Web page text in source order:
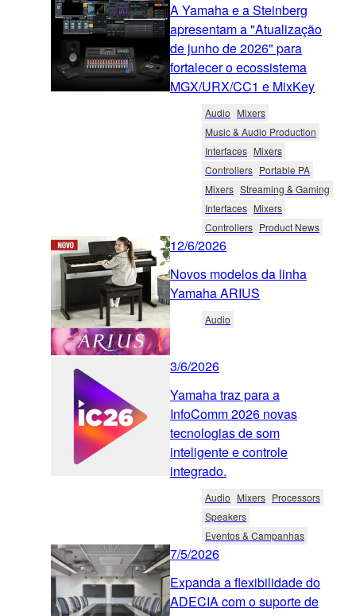
A Yamaha e a Steinberg
apresentam a "Atualização
de junho de 2026" para
fortalecer o ecossistema
MGX/URX/CC1 e MixKey
Audio Mixers
Music & Audio Production
Interfaces Mixers
Controllers Portable PA
Mixers Streaming & Gaming
Interfaces Mixers
Controllers Product News
12/6/2026
Novos modelos da linha
Yamaha ARIUS
Audio
3/6/2026
Yamaha traz para a
InfoComm 2026 novas
tecnologias de som
inteligente e controle
integrado.
Audio Mixers Processors
Speakers
Eventos & Campanhas
7/5/2026
Expanda a flexibilidade do
ADECIA com o suporte de